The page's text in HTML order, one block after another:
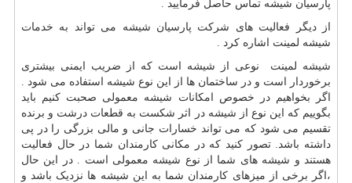
پارسیان شیشه تماس حاصل فرمایید .
از دیگر فعالیت های شرکت پارسیان شیشه می تواند به خدمات
شیشه لمینت اشاره کرد .
شیشه لمینت نوعی از شیشه است که از ضریب ایمنی بیشتری
برخوردار است و در ساختمان ها از این نوع شیشه استفاده می شود .
اگر بخواهیم در خصوص امکانات شیشه معمولی صحبت کنیم باید
بگوییم که این نوع از شیشه در اثر شکست به قطعات درشت و برنده
تقسیم می شود که می تواند خسارات جانی و مالی بزرگی را در پی
داشته باشد. تصور کنید که در مکانی کارمندان شما در حال فعالیت
هستند و شیشه های شما از نوع شیشه معمولی است . در این حال
،اگر برخی از میزهای کارمندان شما به این شیشه ها نزدیک باشد و